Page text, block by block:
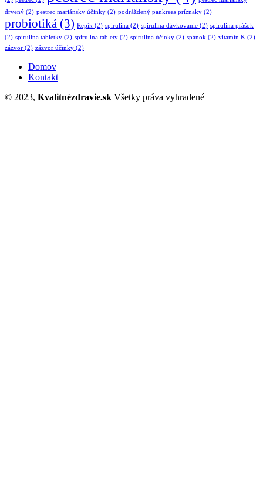
drvený (2) pestrec mariánsky účinky (2) podráždený pankreas príznaky (2)
probiotiká (3) Repík (2) spirulina (2) spirulina dávkovanie (2) spirulina prášok
(2) spirulina tabletky (2) spirulina tablety (2) spirulina účinky (2) spánok (2) vitamín K (2)
zázvor (2) zázvor účinky (2)
Domov
Kontakt
© 2023, Kvalitnézdravie.sk Všetky práva vyhradené